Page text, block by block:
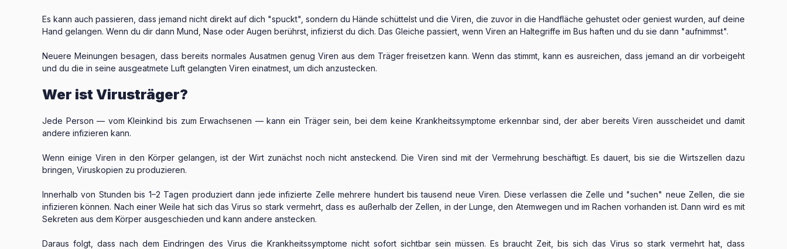
Es kann auch passieren, dass jemand nicht direkt auf dich "spuckt", sondern du Hände schüttelst und die Viren, die zuvor in die Handfläche gehustet oder geniest wurden, auf deine
Hand gelangen. Wenn du dir dann Mund, Nase oder Augen berührst, infizierst du dich. Das Gleiche passiert, wenn Viren an Haltegriffe im Bus haften und du sie dann "aufnimmst".
Neuere Meinungen besagen, dass bereits normales Ausatmen genug Viren aus dem Träger freisetzen kann. Wenn das stimmt, kann es ausreichen, dass jemand an dir vorbeigeht
und du die in seine ausgeatmete Luft gelangten Viren einatmest, um dich anzustecken.
Wer ist Virusträger?
Jede Person — vom Kleinkind bis zum Erwachsenen — kann ein Träger sein, bei dem keine Krankheitssymptome erkennbar sind, der aber bereits Viren ausscheidet und damit
andere infizieren kann.
Wenn einige Viren in den Körper gelangen, ist der Wirt zunächst noch nicht ansteckend. Die Viren sind mit der Vermehrung beschäftigt. Es dauert, bis sie die Wirtszellen dazu
bringen, Viruskopien zu produzieren.
Innerhalb von Stunden bis 1–2 Tagen produziert dann jede infizierte Zelle mehrere hundert bis tausend neue Viren. Diese verlassen die Zelle und "suchen" neue Zellen, die sie
infizieren können. Nach einer Weile hat sich das Virus so stark vermehrt, dass es außerhalb der Zellen, in der Lunge, den Atemwegen und im Rachen vorhanden ist. Dann wird es mit
Sekreten aus dem Körper ausgeschieden und kann andere anstecken.
Daraus folgt, dass nach dem Eindringen des Virus die Krankheitssymptome nicht sofort sichtbar sein müssen. Es braucht Zeit, bis sich das Virus so stark vermehrt hat, dass